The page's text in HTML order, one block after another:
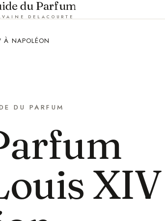
du Parfum
DELACOURTE
À NAPOLÉON
DU PARFUM
XIV